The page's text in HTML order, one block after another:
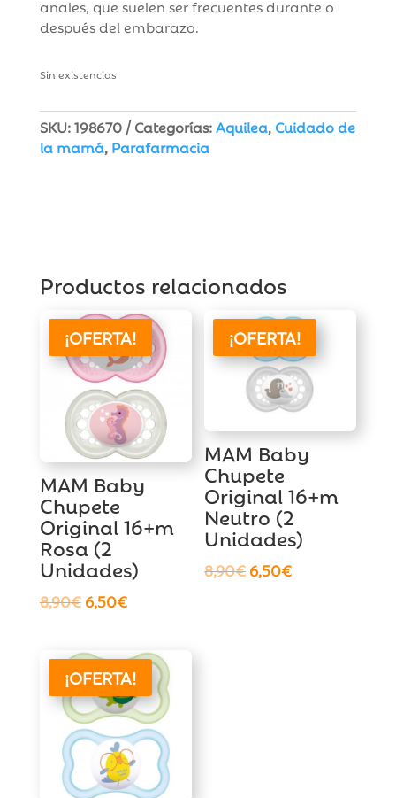
anales, que suelen ser frecuentes durante o
después del embarazo.
Sin existencias
SKU:198670 Categorías:Aquilea,Cuidado de
la mamá, Parafarmacia
Productos relacionados
¡OFERTA!
MAM Baby
Chupete
Original 16+m
Rosa (2
Unidades)
8,90€ El
era:
8,90€.
6,50€El
es:
6,50€.
¡OFERTA!
MAM Baby
Chupete
Original 16+m
Neutro (2
Unidades)
8,90€ El
6,50€El
¡OFERTA!